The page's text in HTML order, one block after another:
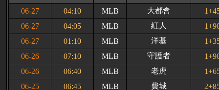
06-27
04:10 MLB 大都會
06-27
04:05 MLB 紅人
06-27
01:10 MLB 洋基
06-26
07:10 MLB 守護者
06-26
06:40 MLB 老虎
06-25
06:45 MLB 費城